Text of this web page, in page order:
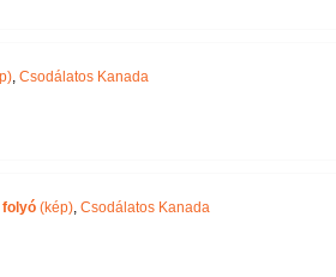
, Csodálatos Kanada
folyó (kép), Csodálatos Kanada